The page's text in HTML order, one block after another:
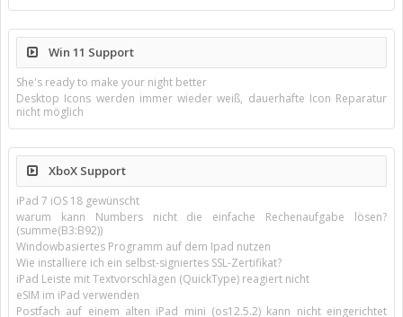
Win 11 Support
She's ready to make your night better
Desktop Icons werden immer wieder weiß, dauerhafte Icon Reparatur
nicht möglich
XboX Support
iPad 7 iOS 18 gewünscht
warum kann Numbers nicht die einfache Rechenaufgabe lösen?
(summe(B3:B92))
Windowbasiertes Programm auf dem Ipad nutzen
Wie installiere ich ein selbst-signiertes SSL-Zertifikat?
iPad Leiste mit Textvorschlägen (QuickType) reagiert nicht
eSIM im iPad verwenden
Postfach auf einem alten iPad mini (os12.5.2) kann nicht eingerichtet